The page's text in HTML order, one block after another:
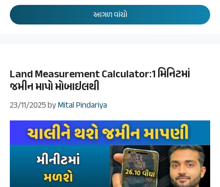
આગળ વાંચો
Land Measurement Calculator:1 મિનિટમાં
જમીન માપો મોબાઇલથી
23/11/2025byMital Pindariya